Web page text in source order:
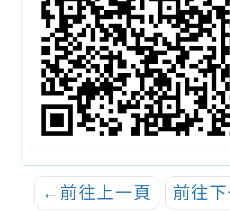
← 前往上一頁 前往